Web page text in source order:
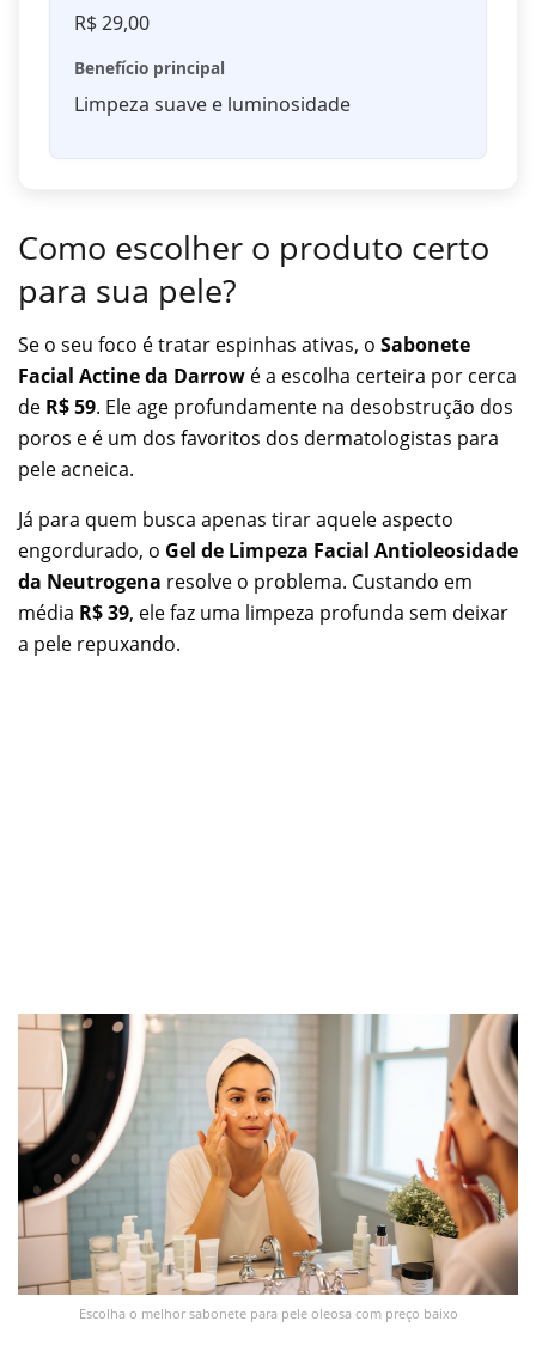
R$ 29,00
Benefício principal
Limpeza suave e luminosidade
Como escolher o produto certo
para sua pele?
Se o seu foco é tratar espinhas ativas, o Sabonete
Facial Actine da Darrow é a escolha certeira por cerca
de R$ 59. Ele age profundamente na desobstrução dos
poros e é um dos favoritos dos dermatologistas para
pele acneica.
Já para quem busca apenas tirar aquele aspecto
engordurado, o Gel de Limpeza Facial Antioleosidade
da Neutrogena resolve o problema. Custando em
média R$ 39, ele faz uma limpeza profunda sem deixar
a pele repuxando.
Escolha o melhor sabonete para pele oleosa com preço baixo